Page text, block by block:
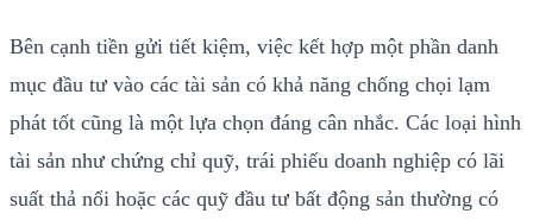
Bên cạnh tiền gửi tiết kiệm, việc kết hợp một phần danh
mục đầu tư vào các tài sản có khả năng chống chọi lạm
phát tốt cũng là một lựa chọn đáng cân nhắc. Các loại hình
tài sản như chứng chỉ quỹ, trái phiếu doanh nghiệp có lãi
suất thả nổi hoặc các quỹ đầu tư bất động sản thường có